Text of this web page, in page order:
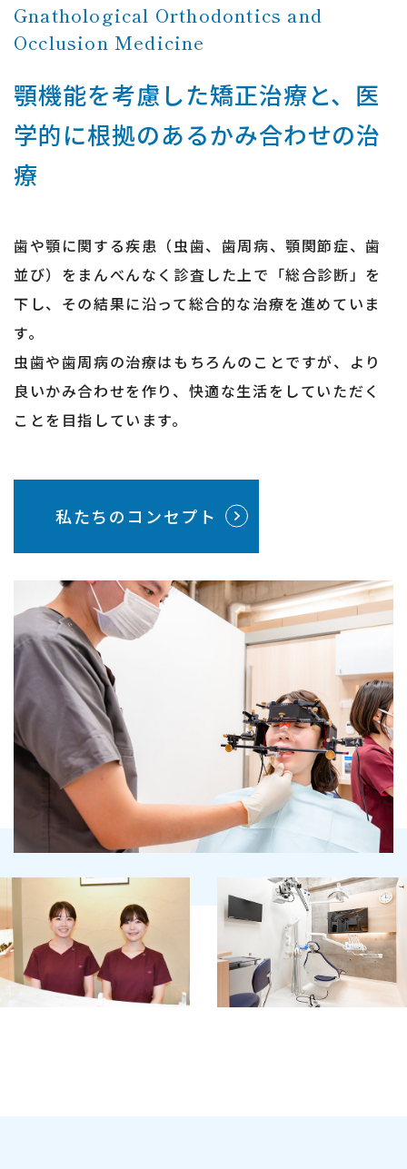
Gnathological Orthodontics and
Occlusion Medicine
顎機能を考慮した矯正治療と、医
学的に根拠のあるかみ合わせの治
療
歯や顎に関する疾患（虫歯、歯周病、顎関節症、歯
並び）をまんべんなく診査した上で「総合診断」を
下し、その結果に沿って総合的な治療を進めていま
す。
虫歯や歯周病の治療はもちろんのことですが、より
良いかみ合わせを作り、快適な生活をしていただく
ことを目指しています。
私たちのコンセプト